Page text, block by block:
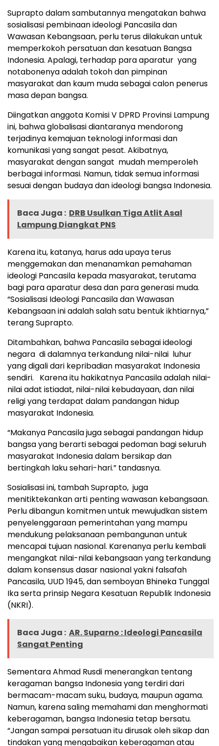
Suprapto dalam sambutannya mengatakan bahwa
sosialisasi pembinaan ideologi Pancasila dan
Wawasan Kebangsaan, perlu terus dilakukan untuk
memperkokoh persatuan dan kesatuan Bangsa
Indonesia. Apalagi, terhadap para aparatur yang
notabonenya adalah tokoh dan pimpinan
masyarakat dan kaum muda sebagai calon penerus
masa depan bangsa.
Diingatkan anggota Komisi V DPRD Provinsi Lampung
ini, bahwa globalisasi diantaranya mendorong
terjadinya kemajuan teknologi informasi dan
komunikasi yang sangat pesat. Akibatnya,
masyarakat dengan sangat mudah memperoleh
berbagai informasi. Namun, tidak semua informasi
sesuai dengan budaya dan ideologi bangsa Indonesia.
Baca Juga : DRB Usulkan Tiga Atlit Asal
Lampung Diangkat PNS
Karena itu, katanya, harus ada upaya terus
menggemakan dan menanamkan pemahaman
ideologi Pancasila kepada masyarakat, terutama
bagi para aparatur desa dan para generasi muda.
“Sosialisasi Ideologi Pancasila dan Wawasan
Kebangsaan ini adalah salah satu bentuk ikhtiarnya,”
terang Suprapto.
Ditambahkan, bahwa Pancasila sebagai ideologi
negara di dalamnya terkandung nilai-nilai luhur
yang digali dari kepribadian masyarakat Indonesia
sendiri. Karena itu hakikatnya Pancasila adalah nilai-
nilai adat istiadat, nilai-nilai kebudayaan, dan nilai
religi yang terdapat dalam pandangan hidup
masyarakat Indonesia.
“Makanya Pancasila juga sebagai pandangan hidup
bangsa yang berarti sebagai pedoman bagi seluruh
masyarakat Indonesia dalam bersikap dan
bertingkah laku sehari-hari.” tandasnya.
Sosialisasi ini, tambah Suprapto, juga
menitiktekankan arti penting wawasan kebangsaan.
Perlu dibangun komitmen untuk mewujudkan sistem
penyelenggaraan pemerintahan yang mampu
mendukung pelaksanaan pembangunan untuk
mencapai tujuan nasional. Karenanya perlu kembali
mengangkat nilai-nilai kebangsaan yang terkandung
dalam konsensus dasar nasional yakni falsafah
Pancasila, UUD 1945, dan semboyan Bhineka Tunggal
Ika serta prinsip Negara Kesatuan Republik Indonesia
(NKRI).
Baca Juga : AR. Suparno : Ideologi Pancasila
Sangat Penting
Sementara Ahmad Rusdi menerangkan tentang
keragaman bangsa Indonesia yang terdiri dari
bermacam-macam suku, budaya, maupun agama.
Namun, karena saling memahami dan menghormati
keberagaman, bangsa Indonesia tetap bersatu.
“Jangan sampai persatuan itu dirusak oleh sikap dan
tindakan yang mengabaikan keberagaman atau